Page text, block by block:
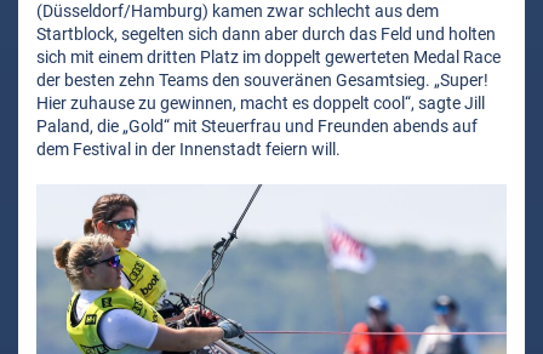
(Düsseldorf/Hamburg) kamen zwar schlecht aus dem
Startblock, segelten sich dann aber durch das Feld und holten
sich mit einem dritten Platz im doppelt gewerteten Medal Race
der besten zehn Teams den souveränen Gesamtsieg. „Super!
Hier zuhause zu gewinnen, macht es doppelt cool“, sagte Jill
Paland, die „Gold“ mit Steuerfrau und Freunden abends auf
dem Festival in der Innenstadt feiern will.